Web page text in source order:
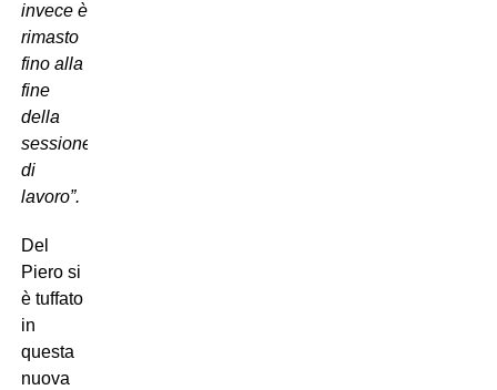
invece è
rimasto
fino alla
fine
della
sessione
di
lavoro”.
Del
Piero si
è tuffato
in
questa
nuova